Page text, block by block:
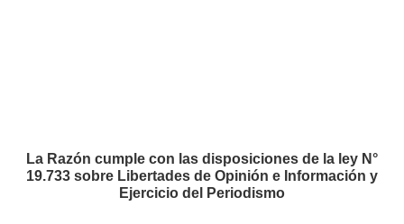
La Razón cumple con las disposiciones de la ley N°
19.733 sobre Libertades de Opinión e Información y
Ejercicio del Periodismo